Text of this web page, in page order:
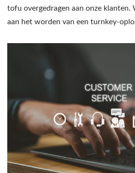
tofu overgedragen aan onze klanten.
aan het worden van een turnkey-